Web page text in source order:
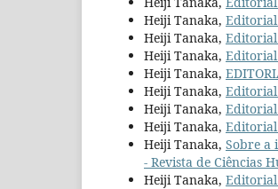
Heiji Tanaka, Editorial
Heiji Tanaka, Editorial
Heiji Tanaka, Editorial
Heiji Tanaka,
Heiji Tanaka, Editorial
Heiji Tanaka, Editorial
Heiji Tanaka, Editorial
Heiji Tanaka, Sobre a
- Revista de Ciências
Heiji Tanaka, Editorial